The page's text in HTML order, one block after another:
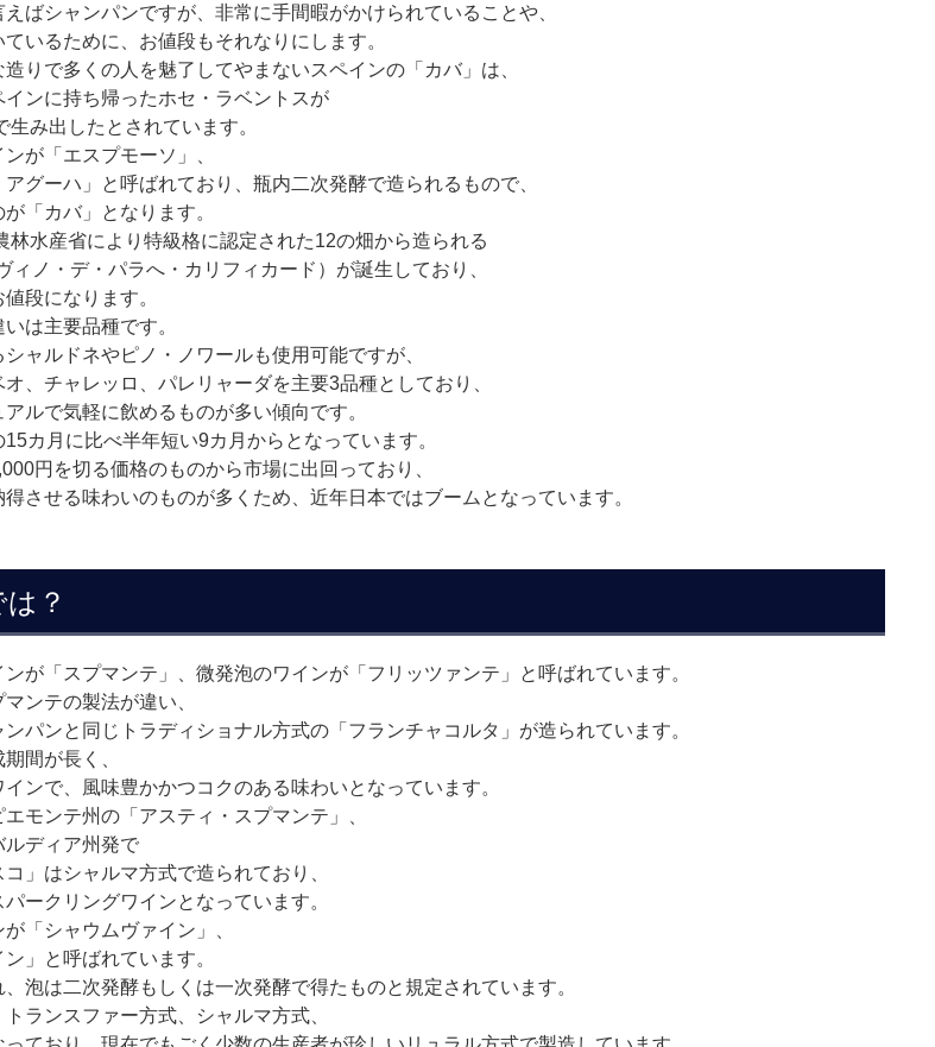
ばシャンパンですが、非常に手間暇がかけられていることや、
いるために、お値段もそれなりにします。
りで多くの人を魅了してやまないスペインの「カバ」は、
ンに持ち帰ったホセ・ラベントスが
み出したとされています。
が「エスプモーソ」、
グーハ」と呼ばれており、瓶内二次発酵で造られるもので、
「カバ」となります。
林水産省により特級格に認定された12の畑から造られる
ィノ・デ・パラへ・カリフィカード）が誕生しており、
段になります。
は主要品種です。
ャルドネやピノ・ノワールも使用可能ですが、
、チャレッロ、パレリャーダを主要3品種としており、
ルで気軽に飲めるものが多い傾向です。
15カ月に比べ半年短い9カ月からとなっています。
,000円を切る価格のものから市場に出回っており、
させる味わいのものが多くため、近年日本ではブームとなっています。
？
が「スプマンテ」、微発泡のワインが「フリッツァンテ」と呼ばれています。
ンテの製法が違い、
パンと同じトラディショナル方式の「フランチャコルタ」が造られています。
間が長く、
ンで、風味豊かかつコクのある味わいとなっています。
モンテ州の「アスティ・スプマンテ」、
ルディア州発で
」はシャルマ方式で造られており、
ークリングワインとなっています。
「シャウムヴァイン」、
」と呼ばれています。
泡は二次発酵もしくは一次発酵で得たものと規定されています。
ランスファー方式、シャルマ方式、